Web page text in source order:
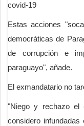
covid-19
Estas acciones
democráticas de
de corrupción e
paraguayo", añade.
El exmandatario no
"Niego y rechazo el
considero